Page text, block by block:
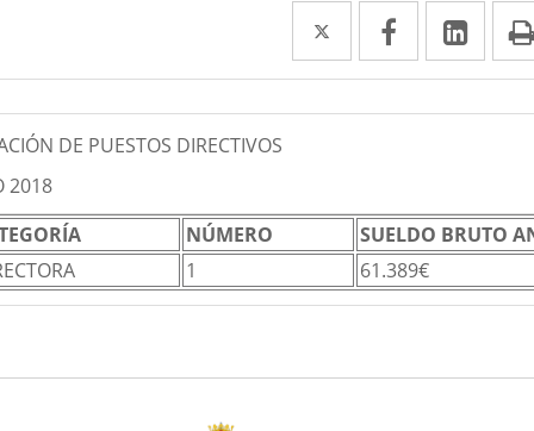
Twitter
Enlace
a
Facebook
Enlace
a
a
DE PUESTOS DIRECTIVOS
2018
NÚMERO
SUELDO BRUTO
1 61.389€